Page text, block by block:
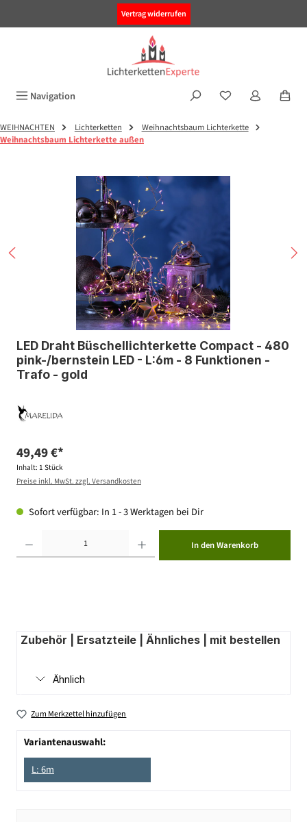
Vertrag widerrufen
Navigation
WEIHNACHTEN Lichterketten
Weihnachtsbaum Lichterkette
Weihnachtsbaum Lichterkette außen
Bildergalerie überspringen
LED Draht Büschellichterkette Compact - 480
pink-/bernstein LED - L:6m - 8 Funktionen -
Trafo - gold
49,49 €*
Inhalt: 1 Stück
Preise inkl. MwSt. zzgl. Versandkosten
Sofort verfügbar: In 1 - 3 Werktagen bei Dir
In den Warenkorb
Zubehör | Ersatzteile | Ähnliches | mit bestellen
Ähnlich
Zum Merkzettel hinzufügen
Variantenauswahl:
L: 6m